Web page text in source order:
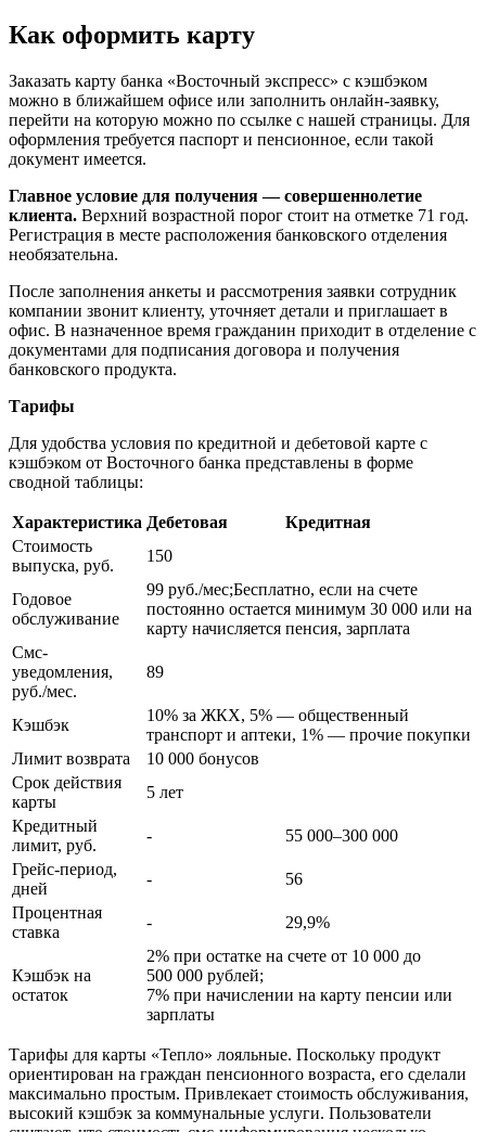
Как оформить карту
Заказать карту банка «Восточный экспресс» с кэшбэком
можно в ближайшем офисе или заполнить онлайн-заявку,
перейти на которую можно по ссылке с нашей страницы. Для
оформления требуется паспорт и пенсионное, если такой
документ имеется.
Главное условие для получения — совершеннолетие
клиента. Верхний возрастной порог стоит на отметке 71 год.
Регистрация в месте расположения банковского отделения
необязательна.
После заполнения анкеты и рассмотрения заявки сотрудник
компании звонит клиенту, уточняет детали и приглашает в
офис. В назначенное время гражданин приходит в отделение с
документами для подписания договора и получения
банковского продукта.
Тарифы
Для удобства условия по кредитной и дебетовой карте с
кэшбэком от Восточного банка представлены в форме
сводной таблицы:
Характеристика Дебетовая
Кредитная
Стоимость
выпуска, руб.
150
Годовое
обслуживание
99 руб./мес;Бесплатно, если на счете
постоянно остается минимум 30 000 или на
карту начисляется пенсия, зарплата
Смс-
уведомления,
руб./мес.
89
Кэшбэк
10% за ЖКХ, 5% — общественный
транспорт и аптеки, 1% — прочие покупки
Лимит возврата
10 000 бонусов
Срок действия
карты
5 лет
Кредитный
лимит, руб.
-
55 000–300 000
Грейс-период,
дней
-
56
Процентная
ставка
- 29,9%
Кэшбэк на
остаток
2% при остатке на счете от 10 000 до
500 000 рублей;
7% при начислении на карту пенсии или
зарплаты
Тарифы для карты «Тепло» лояльные. Поскольку продукт
ориентирован на граждан пенсионного возраста, его сделали
максимально простым. Привлекает стоимость обслуживания,
высокий кэшбэк за коммунальные услуги. Пользователи